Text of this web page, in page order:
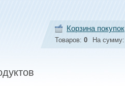
Корзина покупок
Товаров: 0 На сумму: